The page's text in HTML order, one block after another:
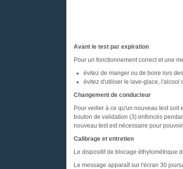
Avant le test par expiration
Pour un fonctionnement correct et une
évitez de manger ou de boire lors
évitez d'utiliser le lave-glace, l'alcool
Changement de conducteur
Pour veiller à ce qu'un nouveau test soit
bouton de validation (3) enfoncés
nouveau test est nécessaire pour
Calibrage et entretien
Le dispositif de blocage éthylométrique
Le message apparaît sur l'écran 30